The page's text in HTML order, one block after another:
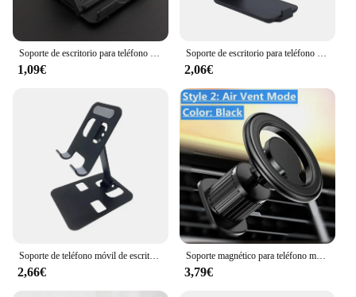
Soporte de escritorio para teléfono móvil, trípode de plástico plegable para IPhone, IPad, tableta, Xiaomi, Huawei P30
1,09€
Soporte de escritorio para teléfono móvil, ángulo ajustable, altura, Universal, para todos los teléfonos inteligentes
2,06€
Soporte de teléfono móvil de escritorio de aleación de aluminio, soporte plegable para tableta iPad, soporte de escritorio para teléfono móvil, soporte perezoso para teléfono inteligente
2,66€
Soporte magnético para teléfono móvil de coche, soporte magnético para GPS, Macsafe, iPhone 15, 14, 13, 12, Samsung, Xiaomi
3,79€